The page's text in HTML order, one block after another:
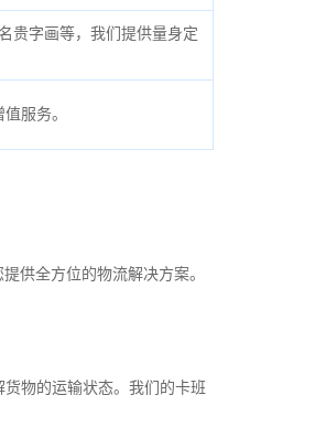
贵字画等，我们提供量身定
服务。
供全方位的物流解决方案。
物的运输状态。我们的卡班